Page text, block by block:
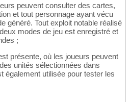
peuvent consulter des cartes,
et tout personnage ayant vécu
généré. Tout exploit notable réalisé
modes de jeu est enregistré et
;
présente, où les joueurs peuvent
unités sélectionnées dans
également utilisée pour tester les